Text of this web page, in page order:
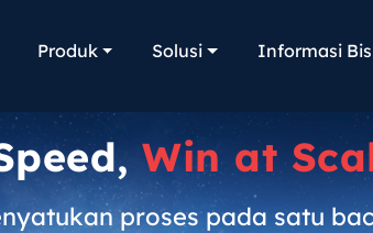
Produk Solusi Informasi
Win at
proses pada satu